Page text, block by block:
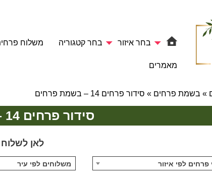
בחר איזור בחר קטגוריה משלוח
מאמרים
» בשמת פרחים » סידור פרחים 14 – בשמת פרחים
סידור פרחים 14 – בשמת פרחים
לאן
פרחים לפי איזור משלוחים לפי עיר